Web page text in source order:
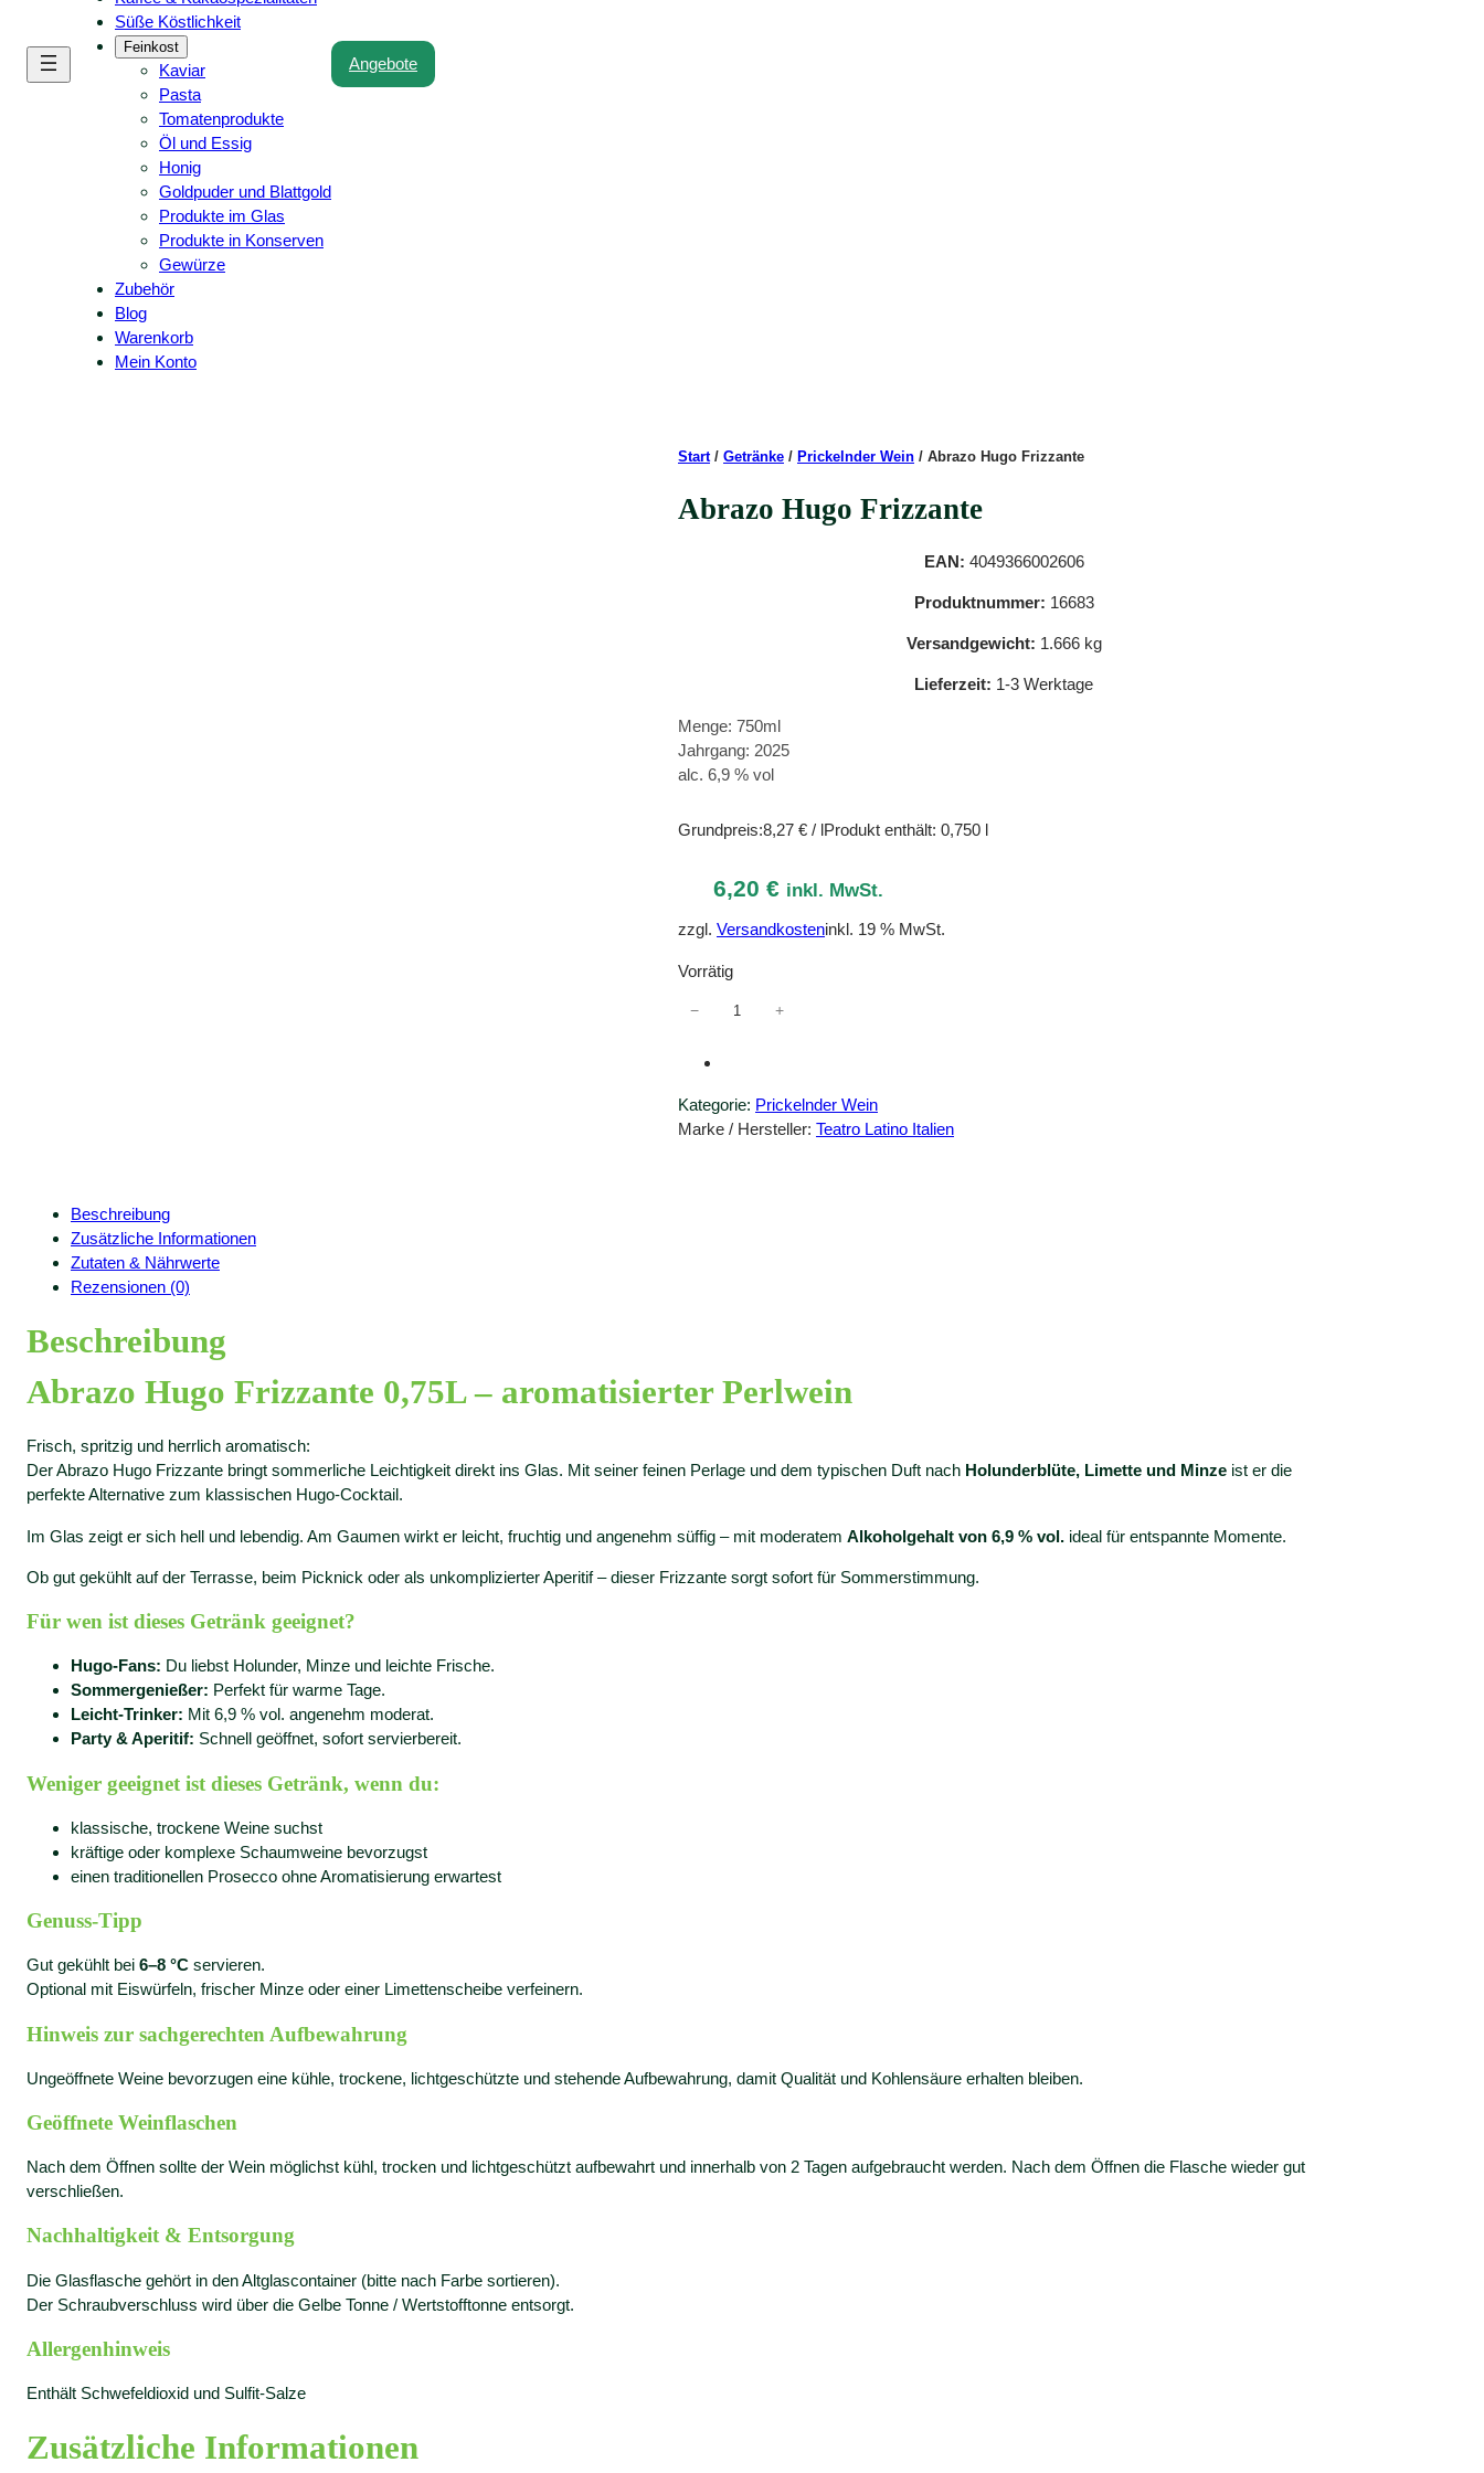
Süße Köstlichkeit
Feinkost
Kaviar
Pasta
Tomatenprodukte
Öl und Essig
Honig
Goldpuder und Blattgold
Produkte im Glas
Produkte in Konserven
Gewürze
Zubehör
Blog
Warenkorb
Mein Konto
Angebote
Start/ Getränke / Prickelnder Wein / Abrazo Hugo Frizzante
Abrazo Hugo Frizzante
EAN: 4049366002606
Produktnummer: 16683
Versandgewicht: 1.666 kg
Lieferzeit: 1-3 Werktage
Menge: 750ml
Jahrgang: 2025
alc. 6,9 % vol
Grundpreis:8,27 € / Produkt enthält: 0,750
6,20 € inkl. MwSt.
zzgl. Versandkosteninkl. 19 % MwSt.
Vorrätig
z
o
n
M
g
e
− +
Kategorie: Prickelnder Wein
Marke / Hersteller: Teatro Latino Italien
Beschreibung
Zusätzliche Informationen
Zutaten & Nährwerte
Rezensionen (0)
Beschreibung
Abrazo Hugo Frizzante 0,75L – aromatisierter Perlwein
Frisch, spritzig und herrlich aromatisch:
Der Abrazo Hugo Frizzante bringt sommerliche Leichtigkeit direkt ins Glas. Mit seiner feinen Perlage und dem typischen Duft nach Holunderblüte, Limette und Minze ist er die
perfekte Alternative zum klassischen Hugo-Cocktail.
Im Glas zeigt er sich hell und lebendig. Am Gaumen wirkt er leicht, fruchtig und angenehm süffig – mit moderatem Alkoholgehalt von 6,9 % vol. ideal für entspannte Momente.
Ob gut gekühlt auf der Terrasse, beim Picknick oder als unkomplizierter Aperitif – dieser Frizzante sorgt sofort für Sommerstimmung.
Für wen ist dieses Getränk geeignet?
Hugo-Fans: Du liebst Holunder, Minze und leichte Frische.
Sommergenießer: Perfekt für warme Tage.
Leicht-Trinker: Mit 6,9 % vol. angenehm moderat.
Party & Aperitif: Schnell geöffnet, sofort servierbereit.
Weniger geeignet ist dieses Getränk, wenn du:
klassische, trockene Weine suchst
kräftige oder komplexe Schaumweine bevorzugst
einen traditionellen Prosecco ohne Aromatisierung erwartest
Genuss-Tipp
Gut gekühlt bei 6–8 °C servieren.
Optional mit Eiswürfeln, frischer Minze oder einer Limettenscheibe verfeinern.
Hinweis zur sachgerechten Aufbewahrung
Ungeöffnete Weine bevorzugen eine kühle, trockene, lichtgeschützte und stehende Aufbewahrung, damit Qualität und Kohlensäure erhalten bleiben.
Geöffnete Weinflaschen
Nach dem Öffnen sollte der Wein möglichst kühl, trocken und lichtgeschützt aufbewahrt und innerhalb von 2 Tagen aufgebraucht werden. Nach dem Öffnen die Flasche wieder gut
verschließen.
Nachhaltigkeit & Entsorgung
Die Glasflasche gehört in den Altglascontainer (bitte nach Farbe sortieren).
Der Schraubverschluss wird über die Gelbe Tonne / Wertstofftonne entsorgt.
Allergenhinweis
Enthält Schwefeldioxid und Sulfit-Salze
Zusätzliche Informationen